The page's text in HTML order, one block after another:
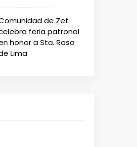
de Zet
feria patronal
honor a Sta. Rosa
Lima